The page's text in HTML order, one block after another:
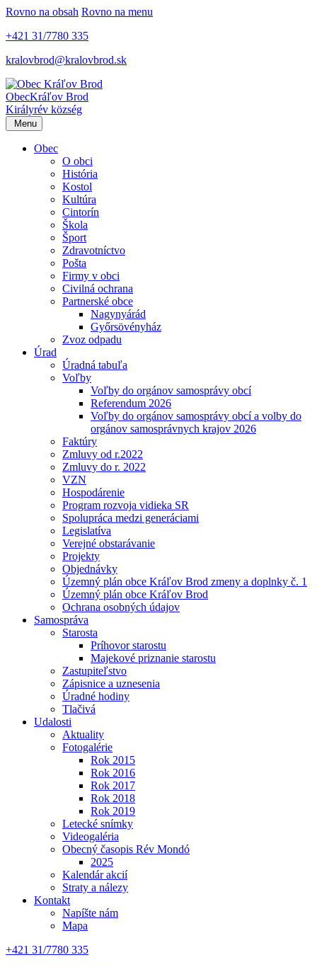
Rovno na obsah Rovno na menu
+421 31/7780 335
kralovbrod@kralovbrod.sk
ObecKráľov Brod
Királyrév község
Menu
Obec
O obci
História
Kostol
Kultúra
Cintorín
Škola
Šport
Zdravotníctvo
Pošta
Firmy v obci
Civilná ochrana
Partnerské obce
Nagynyárád
Győrsövényház
Zvoz odpadu
Úrad
Úradná tabuľa
Voľby
Voľby do orgánov samosprávy obcí
Referendum 2026
Voľby do orgánov samosprávy obcí a volby do
orgánov samosprávnych krajov 2026
Faktúry
Zmluvy od r.2022
Zmluvy do r. 2022
VZN
Hospodárenie
Program rozvoja vidieka SR
Spolupráca medzi generáciami
Legislatíva
Verejné obstarávanie
Projekty
Objednávky
Územný plán obce Kráľov Brod zmeny a doplnky č. 1
Územný plán obce Kráľov Brod
Ochrana osobných údajov
Samospráva
Starosta
Príhovor starostu
Majekové priznanie starostu
Zastupiteľstvo
Zápisnice a uznesenia
Úradné hodiny
Tlačivá
Udalosti
Aktuality
Fotogalérie
Rok 2015
Rok 2016
Rok 2017
Rok 2018
Rok 2019
Letecké snímky
Videogaléria
Obecný časopis Rév Mondó
2025
Kalendár akcií
Straty a nálezy
Kontakt
Napíšte nám
Mapa
+421 31/7780 335